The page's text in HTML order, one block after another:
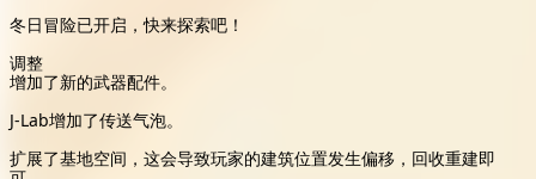
冬日冒险已开启，快来探索吧！
调整
增加了新的武器配件。
J-Lab增加了传送气泡。
扩展了基地空间，这会导致玩家的建筑位置发生偏移，回收重建即